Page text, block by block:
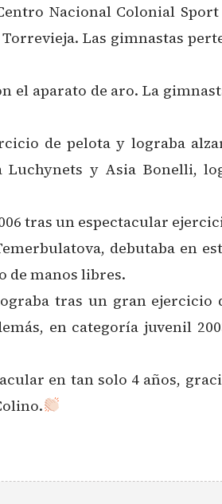
Nacional Colonial
Las gimnastas
el aparato de aro. La
de pelota y lograba
y Asia Bonelli,
tras un espectacular
debutaba en
de manos libres.
tras un gran ejercicio
en categoría juvenil
en tan solo 4 años,